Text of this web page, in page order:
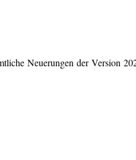
Neuerungen der Version